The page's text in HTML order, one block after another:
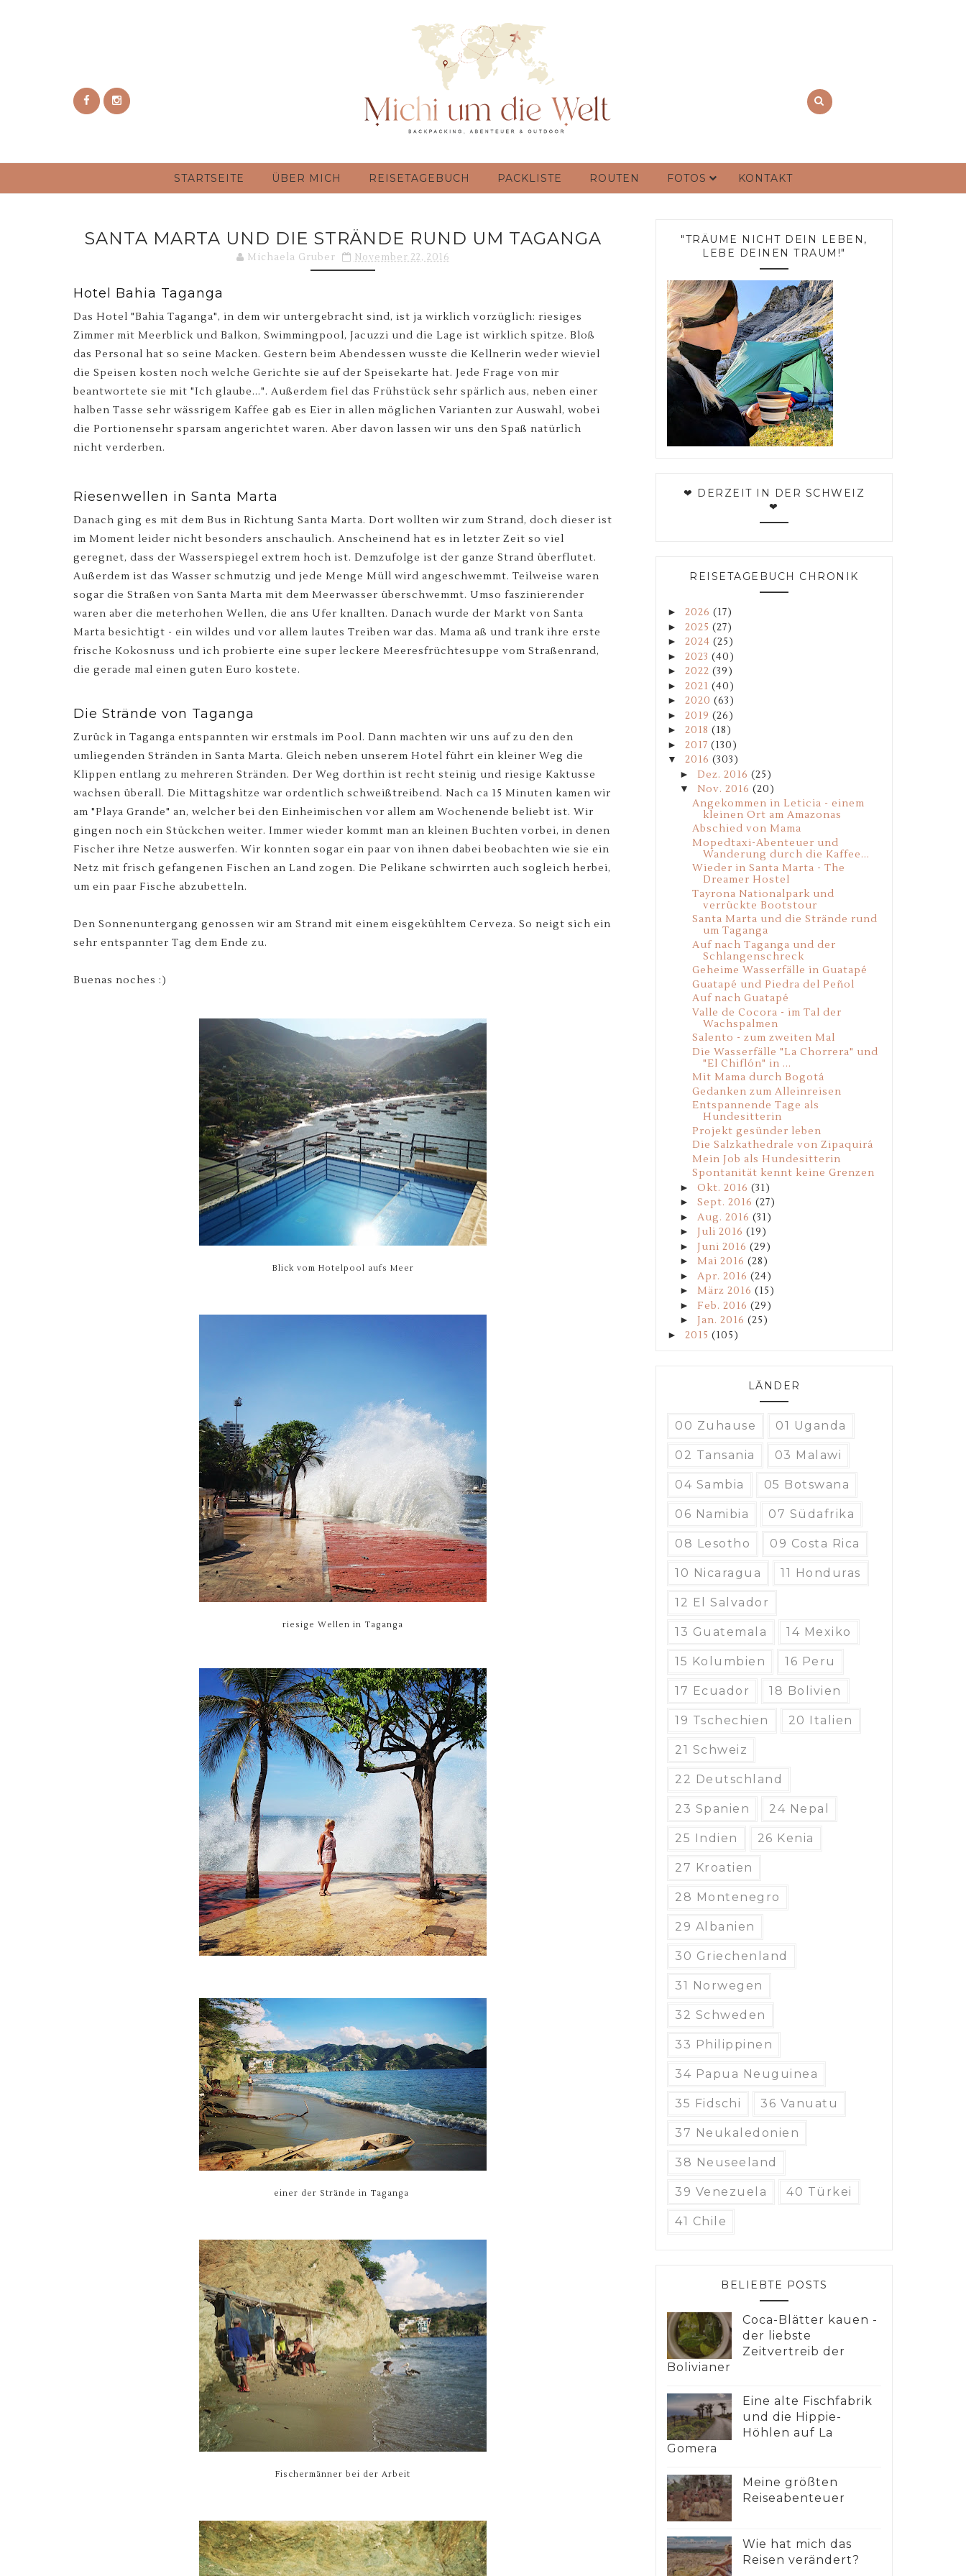
STARTSEITE ÜBER MICH REISETAGEBUCH PACKLISTE ROUTEN FOTOS KONTAKT
SANTA MARTA UND DIE STRÄNDE RUND UM TAGANGA
Michaela Gruber November 22, 2016
Hotel Bahia Taganga
Das Hotel "Bahia Taganga", in dem wir untergebracht sind, ist ja wirklich vorzüglich: riesiges
Zimmer mit Meerblick und Balkon, Swimmingpool, Jacuzzi und die Lage ist wirklich spitze. Bloß
das Personal hat so seine Macken. Gestern beim Abendessen wusste die Kellnerin weder wieviel
die Speisen kosten noch welche Gerichte sie auf der Speisekarte hat. Jede Frage von mir
beantwortete sie mit "Ich glaube...". Außerdem fiel das Frühstück sehr spärlich aus, neben einer
halben Tasse sehr wässrigem Kaffee gab es Eier in allen möglichen Varianten zur Auswahl, wobei
die Portionensehr sparsam angerichtet waren. Aber davon lassen wir uns den Spaß natürlich
nicht verderben.
Riesenwellen in Santa Marta
Danach ging es mit dem Bus in Richtung Santa Marta. Dort wollten wir zum Strand, doch dieser ist
im Moment leider nicht besonders anschaulich. Anscheinend hat es in letzter Zeit so viel
geregnet, dass der Wasserspiegel extrem hoch ist. Demzufolge ist der ganze Strand überflutet.
Außerdem ist das Wasser schmutzig und jede Menge Müll wird angeschwemmt. Teilweise waren
sogar die Straßen von Santa Marta mit dem Meerwasser überschwemmt. Umso faszinierender
waren aber die meterhohen Wellen, die ans Ufer knallten. Danach wurde der Markt von Santa
Marta besichtigt - ein wildes und vor allem lautes Treiben war das. Mama aß und trank ihre erste
frische Kokosnuss und ich probierte eine super leckere Meeresfrüchtesuppe vom Straßenrand,
die gerade mal einen guten Euro kostete.
Die Strände von Taganga
Zurück in Taganga entspannten wir erstmals im Pool. Dann machten wir uns auf zu den den
umliegenden Stränden in Santa Marta. Gleich neben unserem Hotel führt ein kleiner Weg die
Klippen entlang zu mehreren Stränden. Der Weg dorthin ist recht steinig und riesige Kaktusse
wachsen überall. Die Mittagshitze war ordentlich schweißtreibend. Nach ca 15 Minuten kamen wir
am "Playa Grande" an, welcher bei den Einheimischen vor allem am Wochenende beliebt ist. Wir
gingen noch ein Stückchen weiter. Immer wieder kommt man an kleinen Buchten vorbei, in denen
Fischer ihre Netze auswerfen. Wir konnten sogar ein paar von ihnen dabei beobachten wie sie ein
Netz mit frisch gefangenen Fischen an Land zogen. Die Pelikane schwirrten auch sogleich herbei,
um ein paar Fische abzubetteln.
Den Sonnenuntergang genossen wir am Strand mit einem eisgekühltem Cerveza. So neigt sich ein
sehr entspannter Tag dem Ende zu.
Buenas noches :)
Blick vom Hotelpool aufs Meer
riesige Wellen in Taganga
einer der Strände in Taganga
Fischermänner bei der Arbeit
"TRÄUME NICHT DEIN LEBEN,
LEBE DEINEN TRAUM!"
❤ DERZEIT IN DER SCHWEIZ
❤
REISETAGEBUCH CHRONIK
► 2026 (17)
► 2025 (27)
► 2024 (25)
► 2023 (40)
► 2022 (39)
► 2021 (40)
► 2020 (63)
► 2019 (26)
► 2018 (18)
► 2017 (130)
▼ 2016 (303)
► Dez. 2016 (25)
▼ Nov. 2016 (20)
Angekommen in Leticia - einem
kleinen Ort am Amazonas
Abschied von Mama
Mopedtaxi-Abenteuer und
Wanderung durch die Kaffee...
Wieder in Santa Marta - The
Dreamer Hostel
Tayrona Nationalpark und
verrückte Bootstour
Santa Marta und die Strände rund
um Taganga
Auf nach Taganga und der
Schlangenschreck
Geheime Wasserfälle in Guatapé
Guatapé und Piedra del Peñol
Auf nach Guatapé
Valle de Cocora - im Tal der
Wachspalmen
Salento - zum zweiten Mal
Die Wasserfälle "La Chorrera" und
"El Chiflón" in ...
Mit Mama durch Bogotá
Gedanken zum Alleinreisen
Entspannende Tage als
Hundesitterin
Projekt gesünder leben
Die Salzkathedrale von Zipaquirá
Mein Job als Hundesitterin
Spontanität kennt keine Grenzen
► Okt. 2016 (31)
► Sept. 2016 (27)
► Aug. 2016 (31)
► Juli 2016 (19)
► Juni 2016 (29)
► Mai 2016 (28)
► Apr. 2016 (24)
► März 2016 (15)
► Feb. 2016 (29)
► Jan. 2016 (25)
► 2015 (105)
LÄNDER
00 Zuhause 01 Uganda
02 Tansania 03 Malawi
04 Sambia 05 Botswana
06 Namibia 07 Südafrika
08 Lesotho 09 Costa Rica
10 Nicaragua 11 Honduras
12 El Salvador
13 Guatemala 14 Mexiko
15 Kolumbien 16 Peru
17 Ecuador 18 Bolivien
19 Tschechien 20 Italien
21 Schweiz
22 Deutschland
23 Spanien 24 Nepal
25 Indien 26 Kenia
27 Kroatien
28 Montenegro
29 Albanien
30 Griechenland
31 Norwegen
32 Schweden
33 Philippinen
34 Papua Neuguinea
35 Fidschi 36 Vanuatu
37 Neukaledonien
38 Neuseeland
39 Venezuela 40 Türkei
41 Chile
BELIEBTE POSTS
Coca-Blätter kauen -
der liebste
Zeitvertreib der
Bolivianer
Eine alte Fischfabrik
und die Hippie-
Höhlen auf La
Gomera
Meine größten
Reiseabenteuer
Wie hat mich das
Reisen verändert?